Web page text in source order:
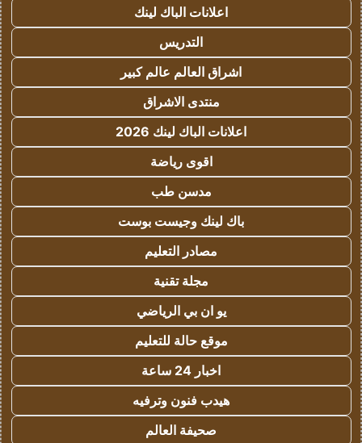
اعلانات الباك لينك
التدريس
اشراق العالم عالم كبير
منتدى الاشراق
اعلانات الباك لينك 2026
اقوى رياضة
مدسن طب
باك لينك وجيست بوست
مصادر التعليم
مجلة تقنية
يو ان بي الرياضي
موقع حالة للتعليم
اخبار 24 ساعة
هيدب فنون وترفيه
صحيفة العالم